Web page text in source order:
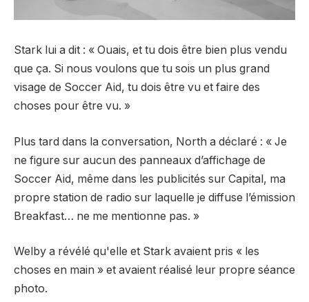
Stark lui a dit : « Ouais, et tu dois être bien plus vendu
que ça. Si nous voulons que tu sois un plus grand
visage de Soccer Aid, tu dois être vu et faire des
choses pour être vu. »
Plus tard dans la conversation, North a déclaré : « Je
ne figure sur aucun des panneaux d’affichage de
Soccer Aid, même dans les publicités sur Capital, ma
propre station de radio sur laquelle je diffuse l’émission
Breakfast… ne me mentionne pas. »
Welby a révélé qu'elle et Stark avaient pris « les
choses en main » et avaient réalisé leur propre séance
photo.